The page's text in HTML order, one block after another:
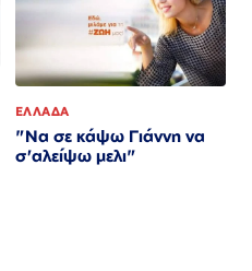
ΕΛΛΑΔΑ
"Να σε κάψω Γιάννη να
σ'αλείψω μελι"